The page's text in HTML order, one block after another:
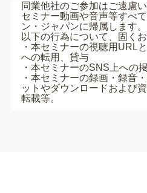
同業他社のご参加はご遠慮
セミナー動画や音声等すべ
ン・ジャパンに帰属します。
以下の行為について、固く
・本セミナーの視聴用URL
への転用、貸与
・本セミナーのSNS上への
・本セミナーの録画・録音
ットやダウンロードおよび
転載等。